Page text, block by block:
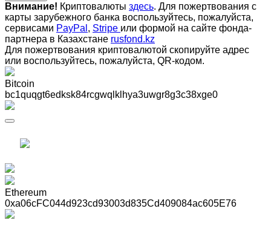
Внимание! Криптовалюты здесь. Для пожертвования с
карты зарубежного банка воспользуйтесь, пожалуйста,
сервисами PayPal , Stripe или формой на сайте фонда-
партнера в Казахстане rusfond.kz
Для пожертвования криптовалютой скопируйте адрес
или воспользуйтесь, пожалуйста, QR-кодом.
Bitcoin
bc1quqgt6edksk84rcgwqlklhya3uwgr8g3c38xge0
Ethereum
0xa06cFC044d923cd93003d835Cd409084ac605E76